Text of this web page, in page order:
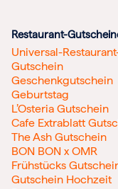
Restaurant-
Universal-
Gutschein
Geschenkgutschein
Geburtstag
L’Osteria Gutschein
Cafe Extrablatt
The Ash Gutschein
BON BON x OMR
Frühstücks
Gutschein Hochzeit